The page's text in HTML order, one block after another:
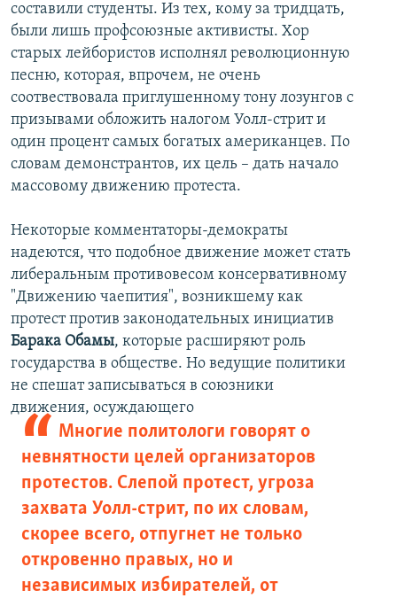
составили студенты. Из тех, кому за тридцать,
были лишь профсоюзные активисты. Хор
старых лейбористов исполнял революционную
песню, которая, впрочем, не очень
соотвествовала приглушенному тону лозунгов с
призывами обложить налогом Уолл-стрит и
один процент самых богатых американцев. По
словам демонстрантов, их цель – дать начало
массовому движению протеста.
Некоторые комментаторы-демократы
надеются, что подобное движение может стать
либеральным противовесом консервативному
"Движению чаепития", возникшему как
протест против законодательных инициатив
Барака Обамы, которые расширяют роль
государства в обществе. Но ведущие политики
не спешат записываться в союзники
движения, осуждающего
Многие политологи говорят о
невнятности целей организаторов
протестов. Слепой протест, угроза
захвата Уолл-стрит, по их словам,
скорее всего, отпугнет не только
откровенно правых, но и
независимых избирателей, от